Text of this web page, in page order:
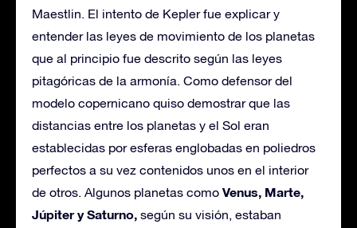
Maestlin. El intento de Kepler fue explicar y
entender las leyes de movimiento de los planetas
que al principio fue descrito según las leyes
pitagóricas de la armonía. Como defensor del
modelo copernicano quiso demostrar que las
distancias entre los planetas y el Sol eran
establecidas por esferas englobadas en poliedros
perfectos a su vez contenidos unos en el interior
de otros. Algunos planetas como Venus, Marte,
Júpiter y Saturno, según su visión, estaban